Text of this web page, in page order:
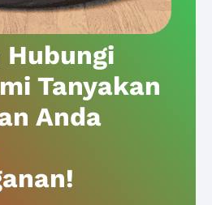
Tanyakan
Anda